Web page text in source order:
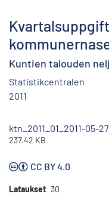
Kuntien talouden
Statistikcentralen
2011
ktn_2011_01_2011-05-
237.42 KB
CC BY 4.0
Lataukset 30